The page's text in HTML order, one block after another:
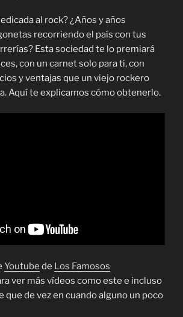
al rock? ¿Años y años
recorriendo el país con tus
Esta sociedad te lo premiará
con un carnet solo para ti, con
y ventajas que un viejo rockero
Aquí te explicamos cómo obtenerlo.
Youtube de Los Famosos
ver más vídeos como este e incluso
que de vez en cuando alguno un poco